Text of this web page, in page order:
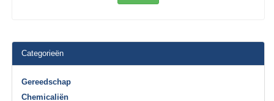
Categorieën
Gereedschap
Chemicaliën